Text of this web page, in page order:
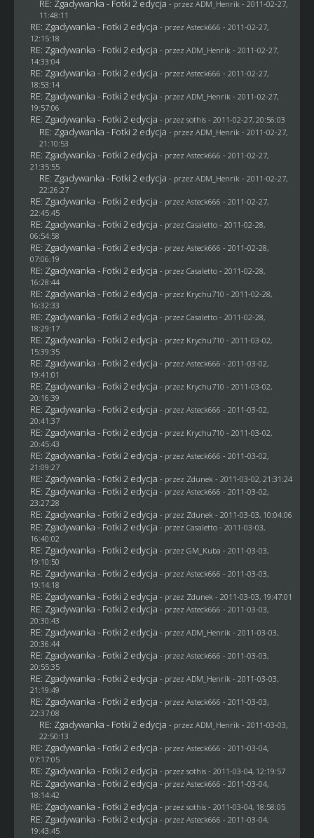
RE: Zgadywanka - Fotki 2 edycja - przez ADM_Henrik - 2011-02-27,
11:48:11
RE: Zgadywanka - Fotki 2 edycja - przez Asteck666 - 2011-02-27,
12:15:18
RE: Zgadywanka - Fotki 2 edycja - przez ADM_Henrik - 2011-02-27,
14:33:04
RE: Zgadywanka - Fotki 2 edycja - przez Asteck666 - 2011-02-27,
18:53:14
RE: Zgadywanka - Fotki 2 edycja - przez ADM_Henrik - 2011-02-27,
19:57:06
RE: Zgadywanka - Fotki 2 edycja - przez sothis- 2011-02-27, 20:56:03
RE: Zgadywanka - Fotki 2 edycja - przez ADM_Henrik - 2011-02-27,
21:10:53
RE: Zgadywanka - Fotki 2 edycja - przez Asteck666 - 2011-02-27,
21:35:55
RE: Zgadywanka - Fotki 2 edycja - przez ADM_Henrik - 2011-02-27,
22:26:27
RE: Zgadywanka - Fotki 2 edycja - przez Asteck666 - 2011-02-27,
22:45:45
RE: Zgadywanka - Fotki 2 edycja - przez Casaletto- 2011-02-28,
06:54:58
RE: Zgadywanka - Fotki 2 edycja - przez Asteck666 - 2011-02-28,
07:06:19
RE: Zgadywanka - Fotki 2 edycja - przez Casaletto- 2011-02-28,
16:28:44
RE: Zgadywanka - Fotki 2 edycja - przez Krychu710 - 2011-02-28,
16:32:33
RE: Zgadywanka - Fotki 2 edycja - przez Casaletto- 2011-02-28,
18:29:17
RE: Zgadywanka - Fotki 2 edycja - przez Krychu710 - 2011-03-02,
15:39:35
RE: Zgadywanka - Fotki 2 edycja - przez Asteck666 - 2011-03-02,
19:41:01
RE: Zgadywanka - Fotki 2 edycja - przez Krychu710 - 2011-03-02,
20:16:39
RE: Zgadywanka - Fotki 2 edycja - przez Asteck666 - 2011-03-02,
20:41:37
RE: Zgadywanka - Fotki 2 edycja - przez Krychu710 - 2011-03-02,
20:45:43
RE: Zgadywanka - Fotki 2 edycja - przez Asteck666 - 2011-03-02,
21:09:27
RE: Zgadywanka - Fotki 2 edycja - przez Zdunek - 2011-03-02, 21:31:24
RE: Zgadywanka - Fotki 2 edycja - przez Asteck666 - 2011-03-02,
23:27:28
RE: Zgadywanka - Fotki 2 edycja - przez Zdunek - 2011-03-03, 10:04:06
RE: Zgadywanka - Fotki 2 edycja - przez Casaletto- 2011-03-03,
16:40:02
RE: Zgadywanka - Fotki 2 edycja - przez GM_Kuba - 2011-03-03,
19:10:50
RE: Zgadywanka - Fotki 2 edycja - przez Asteck666 - 2011-03-03,
19:14:18
RE: Zgadywanka - Fotki 2 edycja - przez Zdunek - 2011-03-03, 19:47:01
RE: Zgadywanka - Fotki 2 edycja - przez Asteck666 - 2011-03-03,
20:30:43
RE: Zgadywanka - Fotki 2 edycja - przez ADM_Henrik - 2011-03-03,
20:36:44
RE: Zgadywanka - Fotki 2 edycja - przez Asteck666 - 2011-03-03,
20:55:35
RE: Zgadywanka - Fotki 2 edycja - przez ADM_Henrik - 2011-03-03,
21:19:49
RE: Zgadywanka - Fotki 2 edycja - przez Asteck666 - 2011-03-03,
22:37:08
RE: Zgadywanka - Fotki 2 edycja - przez ADM_Henrik - 2011-03-03,
22:50:13
RE: Zgadywanka - Fotki 2 edycja - przez Asteck666 - 2011-03-04,
07:17:05
RE: Zgadywanka - Fotki 2 edycja - przez sothis- 2011-03-04, 12:19:57
RE: Zgadywanka - Fotki 2 edycja - przez Asteck666 - 2011-03-04,
18:14:42
RE: Zgadywanka - Fotki 2 edycja - przez sothis- 2011-03-04, 18:58:05
RE: Zgadywanka - Fotki 2 edycja - przez Asteck666 - 2011-03-04,
19:43:45